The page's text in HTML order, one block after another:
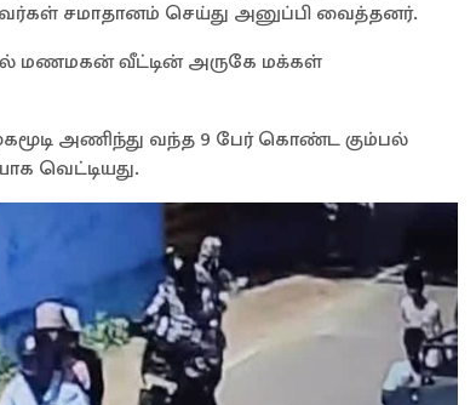
சமாதானம் செய்து அனுப்பி வைத்தனர்.
மணமகன் வீட்டின் அருகே மக்கள்
அணிந்து வந்த 9 பேர் கொண்ட கும்பல்
வெட்டியது.